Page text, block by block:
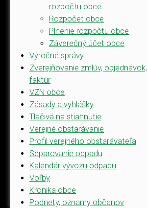
rozpočtu obce
Rozpočet obce
Plnenie rozpočtu obce
Záverečný účet obce
Výročné správy
Zverejňovanie zmlúv, objednávok,
faktúr
VZN obce
Zásady a vyhlášky
Tlačivá na stiahnutie
Verejné obstarávanie
Profil verejného obstarávateľa
Separovanie odpadu
Kalendár vývozu odpadu
Voľby
Kronika obce
Podnety, oznamy občanov